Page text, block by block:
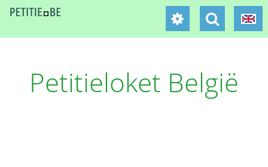
Petitieloket België